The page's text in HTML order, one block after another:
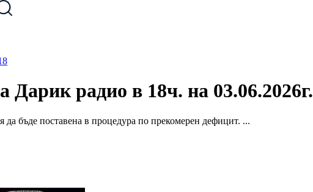
Дарик радио в 18ч. на 03.06.2026г.
да бъде поставена в процедура по прекомерен дефицит. ...